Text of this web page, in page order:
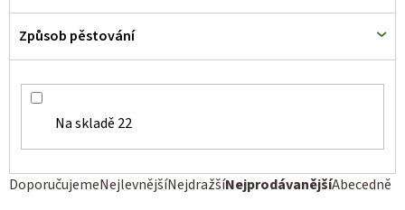
Ř
DoporučujemeNejlevnějšíNejdražšíNejprodávanějšíAbecedně
Na skladě 22
Způsob pěstování